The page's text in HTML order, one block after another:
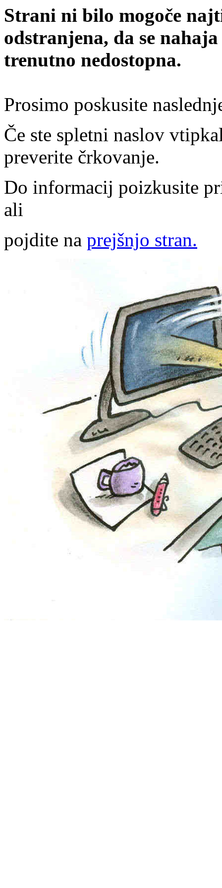
Strani ni bilo mogoče
odstranjena, da se
trenutno nedostopna.
Prosimo poskusite
Če ste spletni naslov
preverite črkovanje.
Do informacij poizkusite
ali
pojdite na prejšnjo stran.